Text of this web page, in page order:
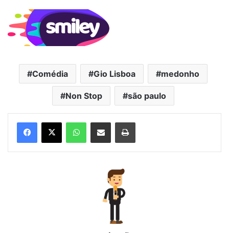
Redação
Artigos relacionados
SP Pocket Fashion Show
realiza Seletiva Nacional
28/04 na Studio Stage em
São Paulo